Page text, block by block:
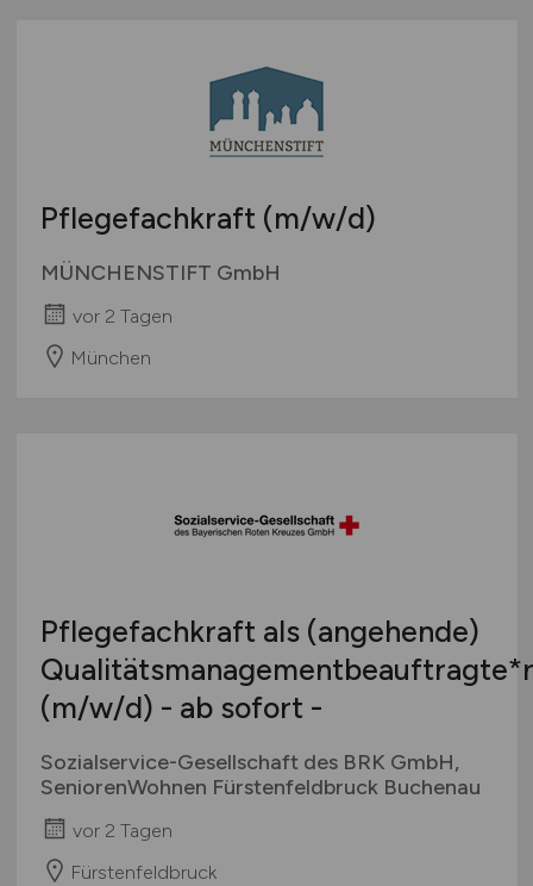
Pflegefachkraft (m/w/d)
MÜNCHENSTIFT GmbH
vor 2 Tagen
München
Pflegefachkraft als (angehende)
Qualitätsmanagementbeauftragte*r
(m/w/d) - ab sofort -
Sozialservice-Gesellschaft des BRK GmbH,
SeniorenWohnen Fürstenfeldbruck Buchenau
vor 2 Tagen
Fürstenfeldbruck